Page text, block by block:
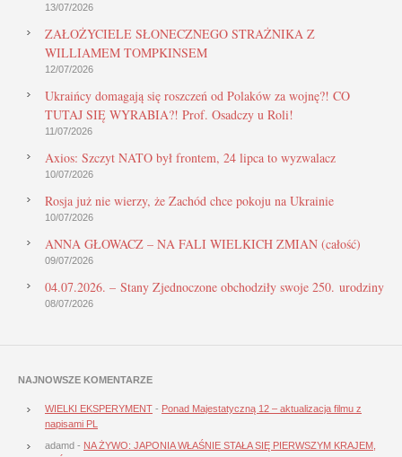
13/07/2026
ZAŁOŻYCIELE SŁONECZNEGO STRAŻNIKA Z
WILLIAMEM TOMPKINSEM
12/07/2026
Ukraińcy domagają się roszczeń od Polaków za wojnę?! CO
TUTAJ SIĘ WYRABIA?! Prof. Osadczy u Roli!
11/07/2026
Axios: Szczyt NATO był frontem, 24 lipca to wyzwalacz
10/07/2026
Rosja już nie wierzy, że Zachód chce pokoju na Ukrainie
10/07/2026
ANNA GŁOWACZ – NA FALI WIELKICH ZMIAN (całość)
09/07/2026
04.07.2026. – Stany Zjednoczone obchodziły swoje 250. urodziny
08/07/2026
NAJNOWSZE KOMENTARZE
WIELKI EKSPERYMENT - Ponad Majestatyczną 12 – aktualizacja filmu z
napisami PL
adamd - NA ŻYWO: JAPONIA WŁAŚNIE STAŁA SIĘ PIERWSZYM KRAJEM,